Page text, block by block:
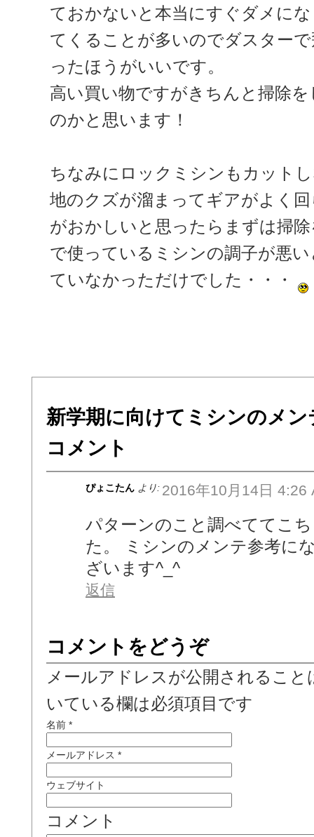
ておかないと本当にすぐダメに
てくることが多いのでダスター
ったほうがいいです。
高い買い物ですがきちんと掃除
のかと思います！
ちなみにロックミシンもカット
地のクズが溜まってギアがよく
がおかしいと思ったらまずは掃
で使っているミシンの調子が悪
ていなかっただけでした・・・
新学期に向けてミシンのメ
コメント
ぴょこたん より: 2016年10月14日 4:26
パターンのこと調べててこ
た。 ミシンのメンテ参考に
ざいます^_^
返信
コメントをどうぞ
メールアドレスが公開されるこ
いている欄は必須項目です
名前 *
メールアドレス *
ウェブサイト
コメント